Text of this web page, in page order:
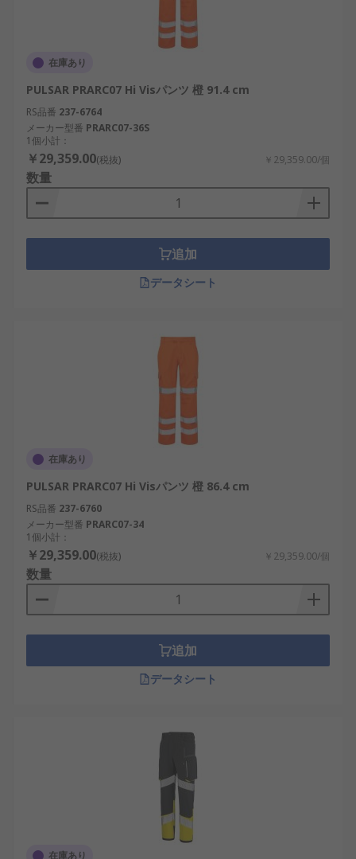
在庫あり
PULSAR PRARC07 Hi Visパンツ 橙 91.4 cm
RS品番 237-6764
メーカー型番 PRARC07-36S
1個小計：
￥29,359.00(税抜) ￥29,359.00/個
数量
追加
データシート
在庫あり
PULSAR PRARC07 Hi Visパンツ 橙 86.4 cm
RS品番 237-6760
メーカー型番 PRARC07-34
1個小計：
￥29,359.00(税抜) ￥29,359.00/個
数量
追加
データシート
在庫あり